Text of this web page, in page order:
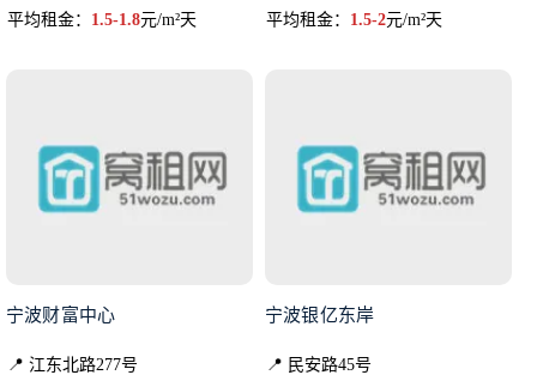
平均租金： 1.5-1.8元/m²天 平均租金： 1.5-2元/m²天
宁波财富中心
📍 江东北路277号
宁波银亿东岸
📍 民安路45号